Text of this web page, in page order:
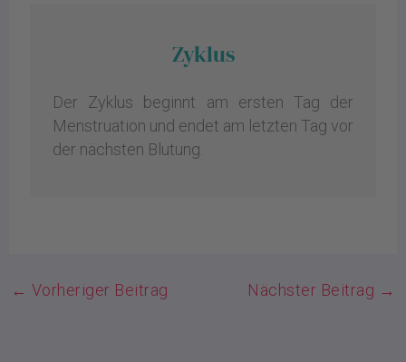
Zyklus
Der Zyklus beginnt am ersten Tag der
Menstruation und endet am letzten Tag vor
der nächsten Blutung.
← Vorheriger Beitrag Nächster Beitrag →